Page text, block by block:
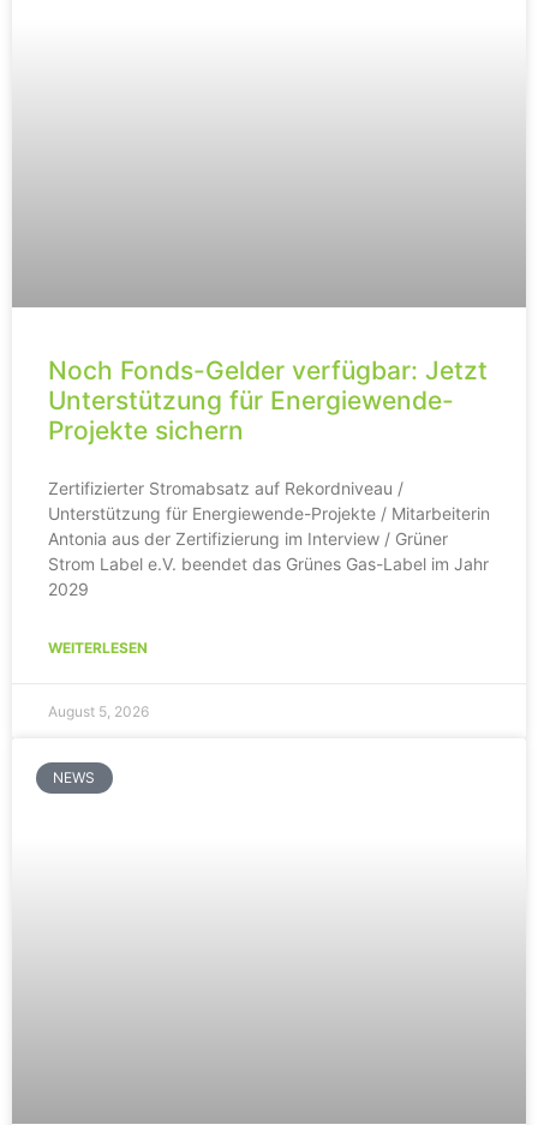
Noch Fonds-Gelder verfügbar: Jetzt
Unterstützung für Energiewende-
Projekte sichern
Zertifizierter Stromabsatz auf Rekordniveau /
Unterstützung für Energiewende-Projekte / Mitarbeiterin
Antonia aus der Zertifizierung im Interview / Grüner
Strom Label e.V. beendet das Grünes Gas-Label im Jahr
2029
WEITERLESEN
August 5, 2026
NEWS